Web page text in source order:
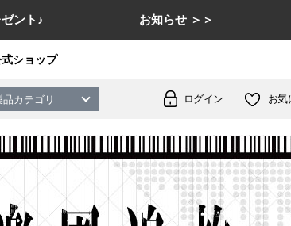
ント♪ お知らせ ＞＞
ショップ
品カテゴリ ログイン お気